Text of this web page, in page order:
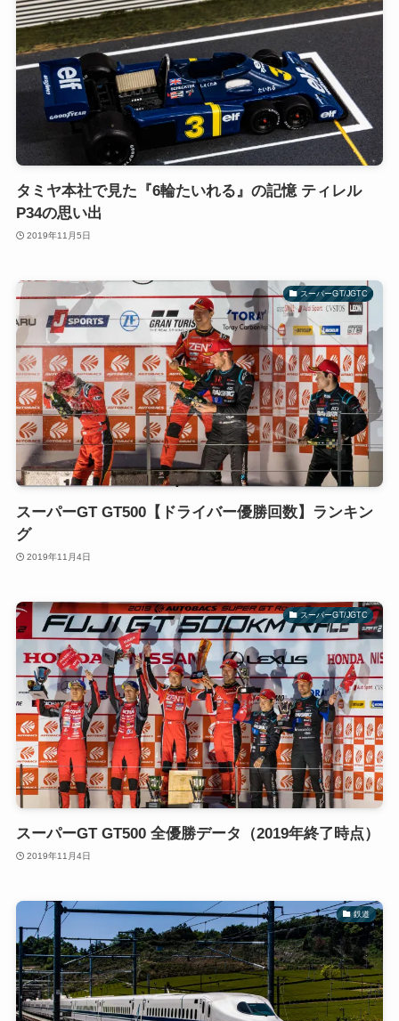
タミヤ本社で見た『6輪たいれる』の記憶 ティレル
P34の思い出
2019年11月5日
スーパーGT/JGTC
スーパーGT GT500【ドライバー優勝回数】ランキン
グ
2019年11月4日
スーパーGT/JGTC
スーパーGT GT500 全優勝データ（2019年終了時点）
2019年11月4日
鉄道